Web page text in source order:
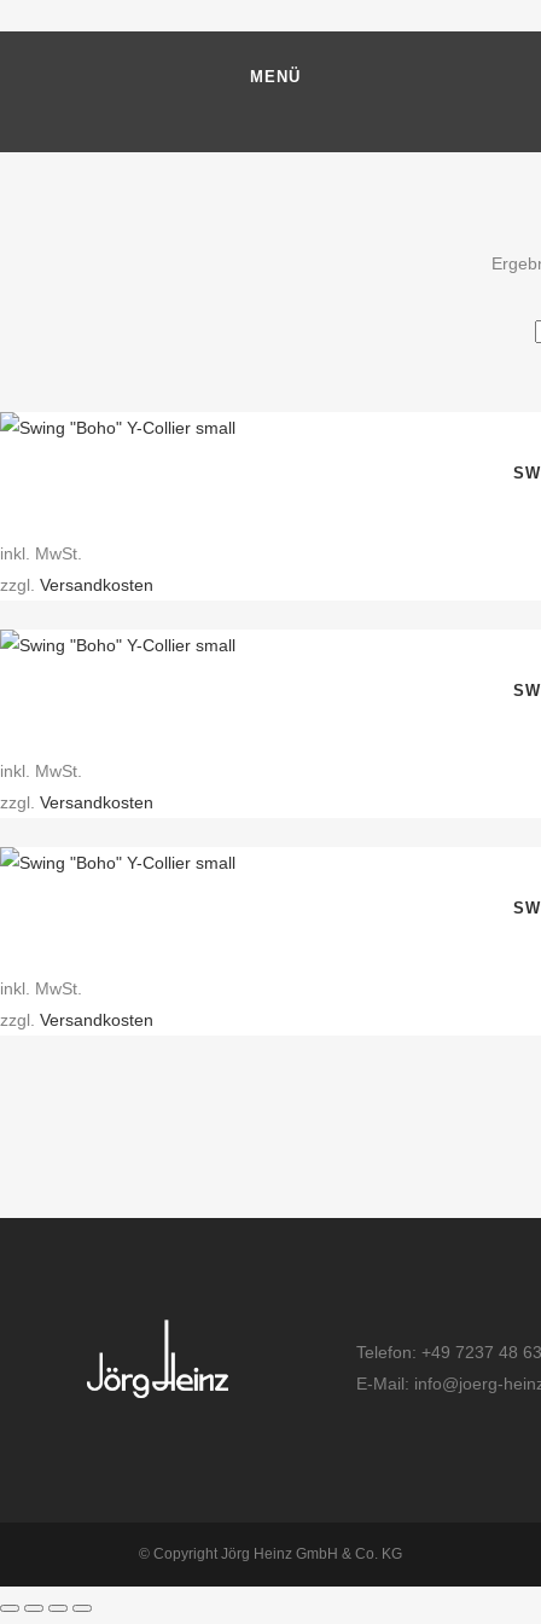
MENÜ
inkl. MwSt.
zzgl. Versandkosten
inkl. MwSt.
zzgl. Versandkosten
inkl. MwSt.
zzgl. Versandkosten
Telefon: +49 7237 48
E-Mail: info@joerg-
© Copyright Jörg Heinz GmbH & Co. KG